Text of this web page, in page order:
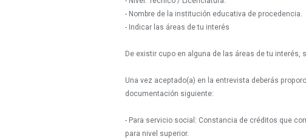
- Nombre de la institución educativa de procedencia.
- Indicar las áreas de tu interés
De existir cupo en alguna de las áreas de tu
Una vez aceptado(a) en la entrevista deberás
documentación siguiente:
- Para servicio social: Constancia de créditos que
para nivel superior.